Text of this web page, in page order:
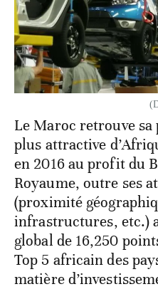
Le Maroc retrouve
plus attractive
en 2016 au profit du
Royaume, outre ses
(proximité
infrastructures, etc.)
global de 16,250
Top 5 africain des
matière